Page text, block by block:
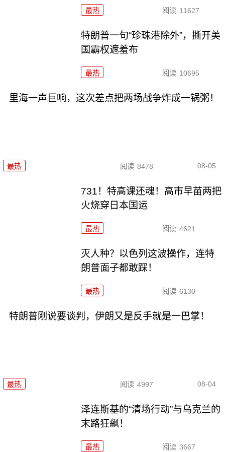
最热 阅读 11627
特朗普一句“珍珠港除外”，撕开美
国霸权遮羞布
最热 阅读 10695
里海一声巨响，这次差点把两场战争炸成一锅粥！
最热 阅读 8478 08-05
731！特高课还魂！高市早苗两把
火烧穿日本国运
最热 阅读 4621
灭人种？以色列这波操作，连特
朗普面子都敢踩！
最热 阅读 6130
特朗普刚说要谈判，伊朗又是反手就是一巴掌！
最热 阅读 4997 08-04
泽连斯基的“清场行动”与乌克兰的
末路狂飙！
最热 阅读 3667